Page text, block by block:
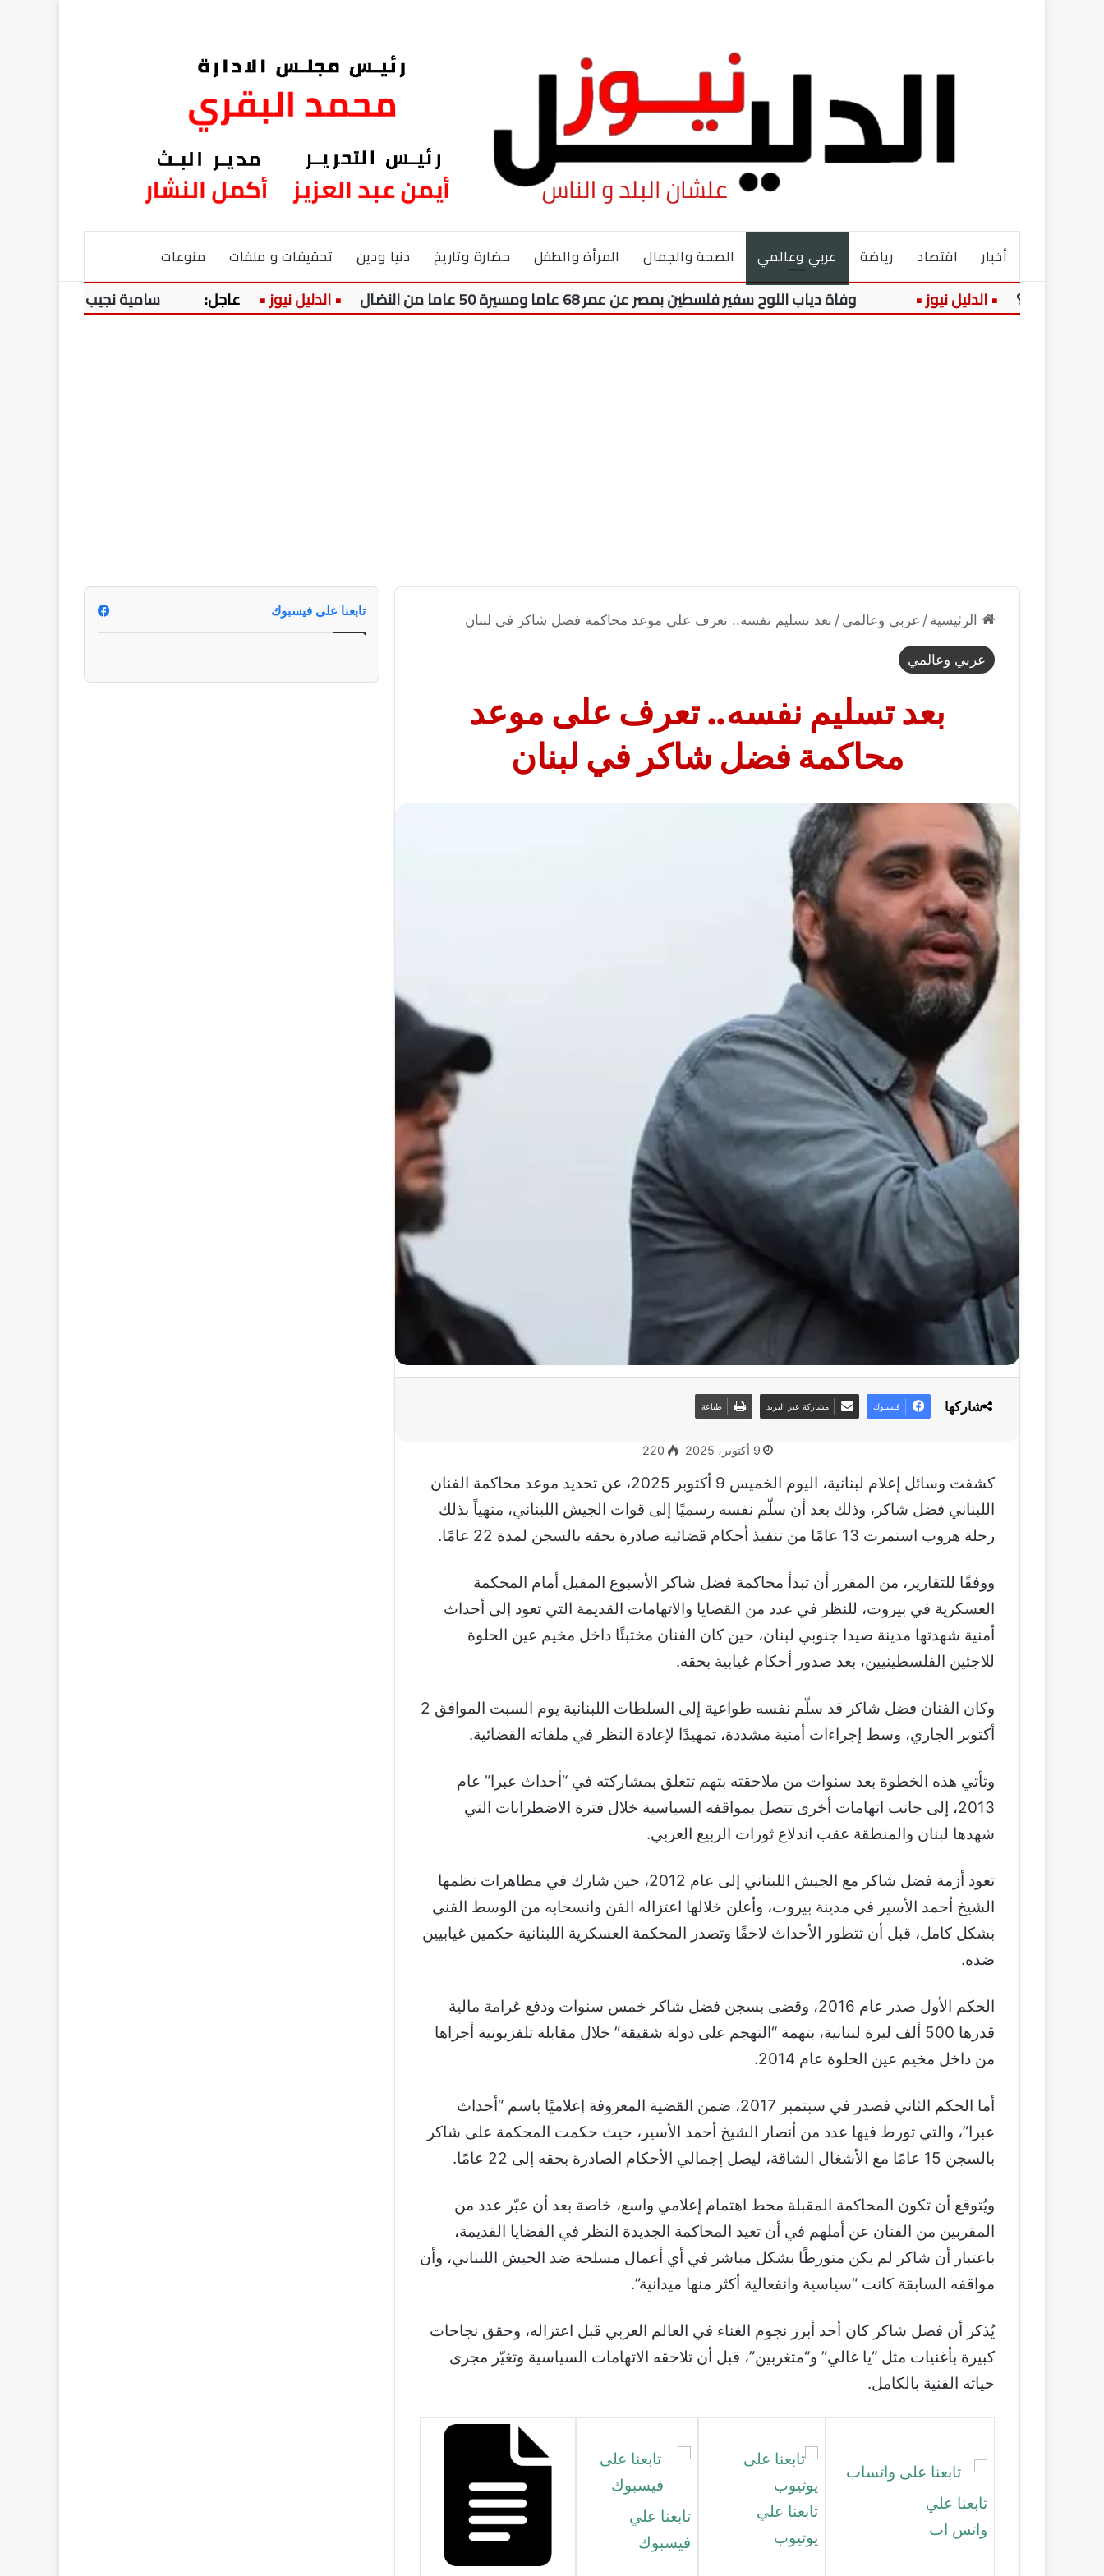
أخبار اقتصاد رياضة عربي وعالمي الصحة والجمال المرأة والطفل حضارة وتاريخ دنيا ودين تحقيقات و ملفات منوعات
وفاة دياب اللوح سفير فلسطين بمصر عن عمر 68 عاما ومسيرة 50 عاما من النضال عاجل: سامية نجيب تكتب: زوج ينكر
الرئيسية / عربي وعالمي / بعد تسليم نفسه.. تعرف على موعد محاكمة فضل شاكر في لبنان
عربي وعالمي
بعد تسليم نفسه.. تعرف على موعد
محاكمة فضل شاكر في لبنان
9 أكتوبر، 2025 220
كشفت وسائل إعلام لبنانية، اليوم الخميس 9 أكتوبر 2025، عن تحديد موعد محاكمة الفنان
اللبناني فضل شاكر، وذلك بعد أن سلّم نفسه رسميًا إلى قوات الجيش اللبناني، منهياً بذلك
رحلة هروب استمرت 13 عامًا من تنفيذ أحكام قضائية صادرة بحقه بالسجن لمدة 22 عامًا.
ووفقًا للتقارير، من المقرر أن تبدأ محاكمة فضل شاكر الأسبوع المقبل أمام المحكمة
العسكرية في بيروت، للنظر في عدد من القضايا والاتهامات القديمة التي تعود إلى أحداث
أمنية شهدتها مدينة صيدا جنوبي لبنان، حين كان الفنان مختبئًا داخل مخيم عين الحلوة
للاجئين الفلسطينيين، بعد صدور أحكام غيابية بحقه.
وكان الفنان فضل شاكر قد سلّم نفسه طواعية إلى السلطات اللبنانية يوم السبت الموافق 2
أكتوبر الجاري، وسط إجراءات أمنية مشددة، تمهيدًا لإعادة النظر في ملفاته القضائية.
وتأتي هذه الخطوة بعد سنوات من ملاحقته بتهم تتعلق بمشاركته في “أحداث عبرا” عام
2013، إلى جانب اتهامات أخرى تتصل بمواقفه السياسية خلال فترة الاضطرابات التي
شهدها لبنان والمنطقة عقب اندلاع ثورات الربيع العربي.
تعود أزمة فضل شاكر مع الجيش اللبناني إلى عام 2012، حين شارك في مظاهرات نظمها
الشيخ أحمد الأسير في مدينة بيروت، وأعلن خلالها اعتزاله الفن وانسحابه من الوسط الفني
بشكل كامل، قبل أن تتطور الأحداث لاحقًا وتصدر المحكمة العسكرية اللبنانية حكمين غيابيين
ضده.
الحكم الأول صدر عام 2016، وقضى بسجن فضل شاكر خمس سنوات ودفع غرامة مالية
قدرها 500 ألف ليرة لبنانية، بتهمة “التهجم على دولة شقيقة” خلال مقابلة تلفزيونية أجراها
من داخل مخيم عين الحلوة عام 2014.
أما الحكم الثاني فصدر في سبتمبر 2017، ضمن القضية المعروفة إعلاميًا باسم “أحداث
عبرا”، والتي تورط فيها عدد من أنصار الشيخ أحمد الأسير، حيث حكمت المحكمة على شاكر
بالسجن 15 عامًا مع الأشغال الشاقة، ليصل إجمالي الأحكام الصادرة بحقه إلى 22 عامًا.
ويُتوقع أن تكون المحاكمة المقبلة محط اهتمام إعلامي واسع، خاصة بعد أن عبّر عدد من
المقربين من الفنان عن أملهم في أن تعيد المحاكمة الجديدة النظر في القضايا القديمة،
باعتبار أن شاكر لم يكن متورطًا بشكل مباشر في أي أعمال مسلحة ضد الجيش اللبناني، وأن
مواقفه السابقة كانت “سياسية وانفعالية أكثر منها ميدانية”.
يُذكر أن فضل شاكر كان أحد أبرز نجوم الغناء في العالم العربي قبل اعتزاله، وحقق نجاحات
كبيرة بأغنيات مثل “يا غالي” و“متغربين”، قبل أن تلاحقه الاتهامات السياسية وتغيّر مجرى
حياته الفنية بالكامل.
تابعنا علي
واتس اب
تابعنا علي
يوتيوب
تابعنا علي
فيسبوك
شاركها فيسبوك مشاركة عبر البريد طباعة
تابعنا على فيسبوك